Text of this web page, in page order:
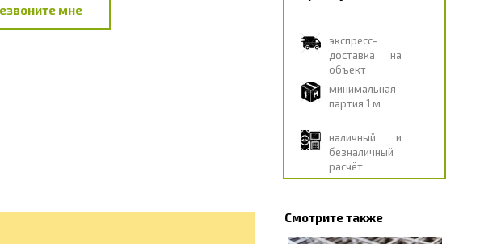
мне
экспресс-
доставка на
объект
минимальная
партия 1 м
наличный и
безналичный
расчёт
Смотрите также